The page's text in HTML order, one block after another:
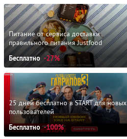
Питание от сервиса доставки
правильного питания Justfood
Бесплатно -27%
25 дней бесплатно в START для новых
пользователей
Бесплатно -100%